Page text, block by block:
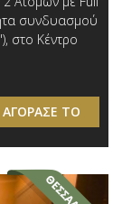
συνδυασμού
στο Κέντρο
ΑΓΟΡΑΣΕ ΤΟ